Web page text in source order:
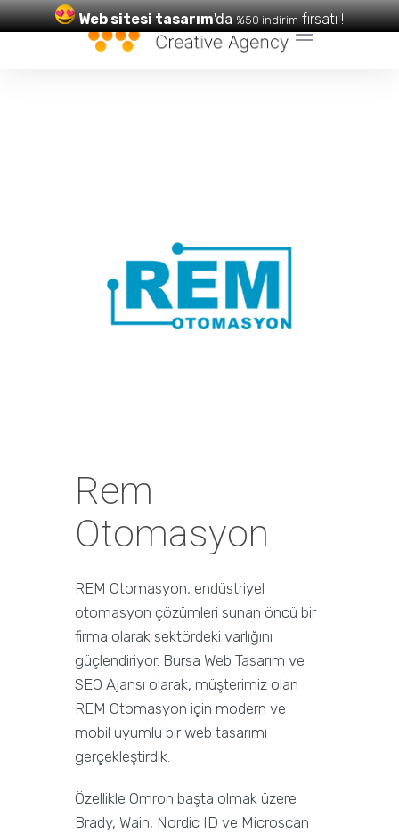
Web sitesi tasarım'da %50 indirim fırsatı !
Web TasarımveSEOHizmetleri
Rem
Otomasyon
REM Otomasyon, endüstriyel
otomasyon çözümleri sunan öncü bir
firma olarak sektördeki varlığını
güçlendiriyor. Bursa Web Tasarım ve
SEO Ajansı olarak, müşterimiz olan
REM Otomasyon için modern ve
mobil uyumlu bir web tasarımı
gerçekleştirdik.
Özellikle Omron başta olmak üzere
Brady, Wain, Nordic ID ve Microscan